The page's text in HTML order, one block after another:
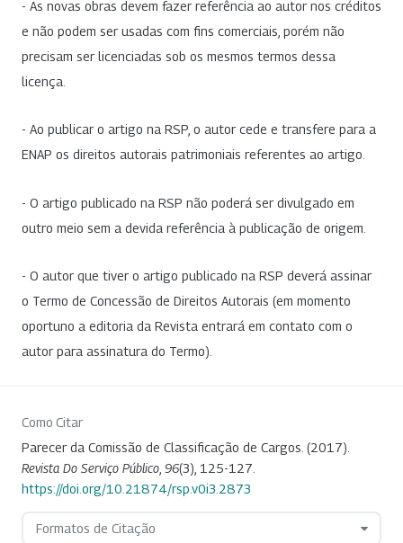
- As novas obras devem fazer referência ao autor nos créditos
e não podem ser usadas com fins comerciais, porém não
precisam ser licenciadas sob os mesmos termos dessa
licença.
- Ao publicar o artigo na RSP, o autor cede e transfere para a
ENAP os direitos autorais patrimoniais referentes ao artigo.
- O artigo publicado na RSP não poderá ser divulgado em
outro meio sem a devida referência à publicação de origem.
- O autor que tiver o artigo publicado na RSP deverá assinar
o Termo de Concessão de Direitos Autorais (em momento
oportuno a editoria da Revista entrará em contato com o
autor para assinatura do Termo).
Como Citar
Parecer da Comissão de Classificação de Cargos. (2017).
Revista Do Serviço Público, 96(3), 125-127.
https://doi.org/10.21874/rsp.v0i3.2873
Formatos de Citação